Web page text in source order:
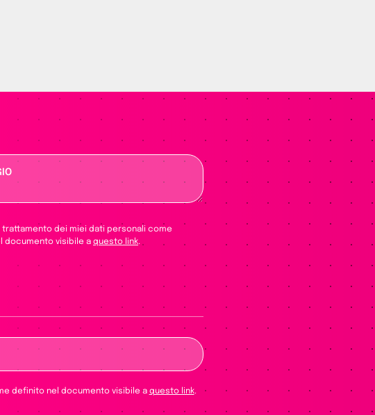
trattamento dei miei dati personali come
documento visibile aquesto link.
lasciare vuoto questo campo.
definito nel documento visibile a questo link.